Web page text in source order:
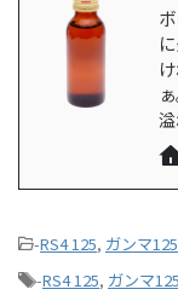
-RS4 125, ガンマ125
-RS4 125, ガンマ125